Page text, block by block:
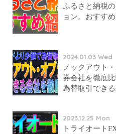
ふるさと納税
ョン。おすす
2024.01.03 Wed
ノックアウト
券会社を徹底
為替取引でき
2023.12.25 Mon
トライオート